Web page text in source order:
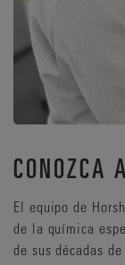
CONOZCA
El equipo de
de la química
de sus décadas